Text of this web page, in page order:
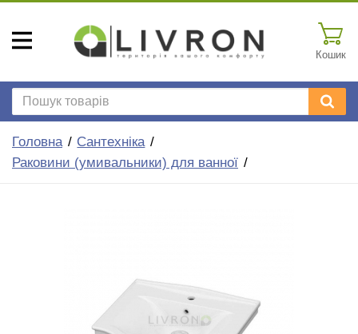
Кошик
Головна
Сантехніка
Раковини (умивальники) для ванної